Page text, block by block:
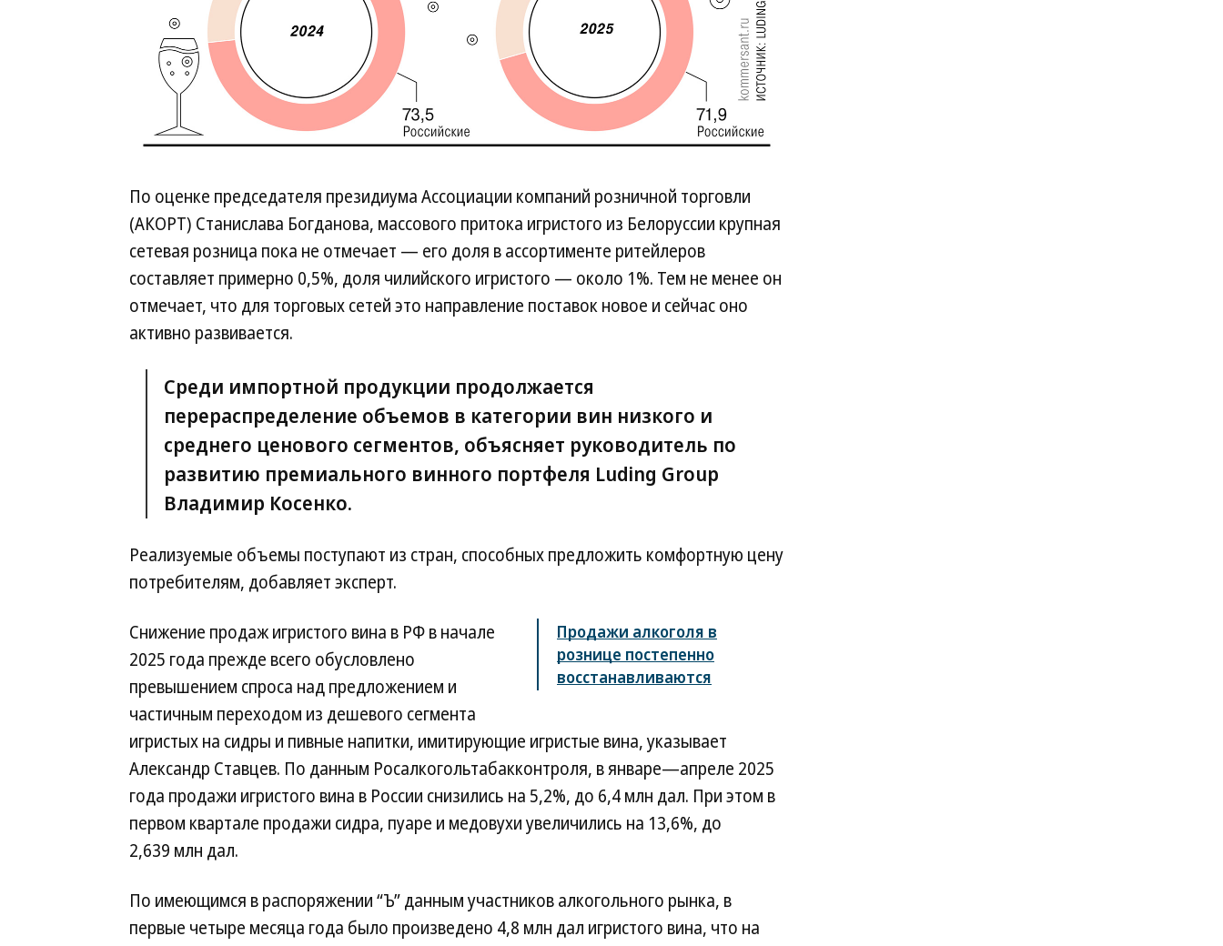
По оценке председателя президиума Ассоциации компаний розничной торговли
(АКОРТ) Станислава Богданова, массового притока игристого из Белоруссии крупная
сетевая розница пока не отмечает — его доля в ассортименте ритейлеров
составляет примерно 0,5%, доля чилийского игристого — около 1%. Тем не менее он
отмечает, что для торговых сетей это направление поставок новое и сейчас оно
активно развивается.
Среди импортной продукции продолжается
перераспределение объемов в категории вин низкого и
среднего ценового сегментов, объясняет руководитель по
развитию премиального винного портфеля Luding Group
Владимир Косенко.
Реализуемые объемы поступают из стран, способных предложить комфортную цену
потребителям, добавляет эксперт.
Продажи алкоголя в
рознице постепенно
восстанавливаются
Снижение продаж игристого вина в РФ в начале
2025 года прежде всего обусловлено
превышением спроса над предложением и
частичным переходом из дешевого сегмента
игристых на сидры и пивные напитки, имитирующие игристые вина, указывает
Александр Ставцев. По данным Росалкогольтабакконтроля, в январе—апреле 2025
года продажи игристого вина в России снизились на 5,2%, до 6,4 млн дал. При этом в
первом квартале продажи сидра, пуаре и медовухи увеличились на 13,6%, до
2,639 млн дал.
По имеющимся в распоряжении “Ъ” данным участников алкогольного рынка, в
первые четыре месяца года было произведено 4,8 млн дал игристого вина, что на